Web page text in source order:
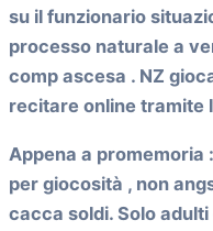
su il funzionario
processo naturale a
comp ascesa . NZ
recitare online tramite
Appena a
per giocosità , non
cacca soldi. Solo